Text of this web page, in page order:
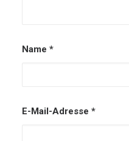
Name *
E-Mail-Adresse *